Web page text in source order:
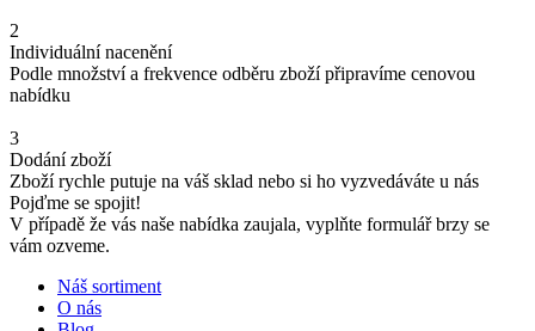
2
Individuální nacenění
Podle množství a frekvence odběru zboží připravíme cenovou
nabídku
3
Dodání zboží
Zboží rychle putuje na váš sklad nebo si ho vyzvedáváte u nás
Pojďme se spojit!
V případě že vás naše nabídka zaujala, vyplňte formulář brzy se
vám ozveme.
Náš sortiment
O nás